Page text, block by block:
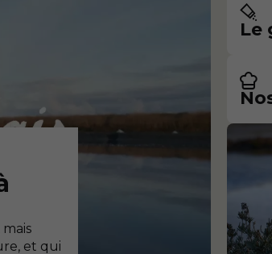
et qui
Le